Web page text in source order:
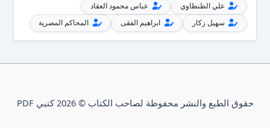
علي الطنطاوي
عباس محمود العقاد
سهيل زكار
ابراهيم الفقى المحاكم المصرية
حقوق الطبع والنشر محفوظة لصاحب الكتاب © 2026 كتبي PDF